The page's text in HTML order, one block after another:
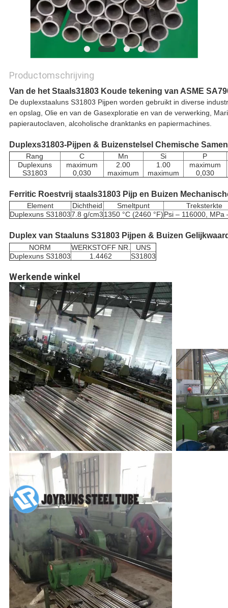
Productomschrijving
Van de het Staals31803 Koude tekening van ASME
De duplexstaaluns S31803 Pijpen worden gebruikt in diverse
en opslag, Olie en van de Gasexploratie en van de verwerking,
papierautoclaven, alcoholische dranktanks en papiermachines.
Duplexs31803-Pijpen & Buizenstelsel Chemische
Rang C Mn Si
P
Duplexuns
S31803
maximum
0,030
2.00
maximum
1.00
maximum
maximum
0,030
Ferritic Roestvrij staals31803 Pijp en Buizen
Element Dichtheid Smeltpunt
Treksterkte
Duplexuns S318037.8 g/cm31350 °C (2460 °F)Psi – 116000, MPa
Duplex van Staaluns S31803 Pijpen & Buizen
NORM WERKSTOFF NR.
UNS
Duplexuns S31803
1.4462 S31803
Werkende winkel